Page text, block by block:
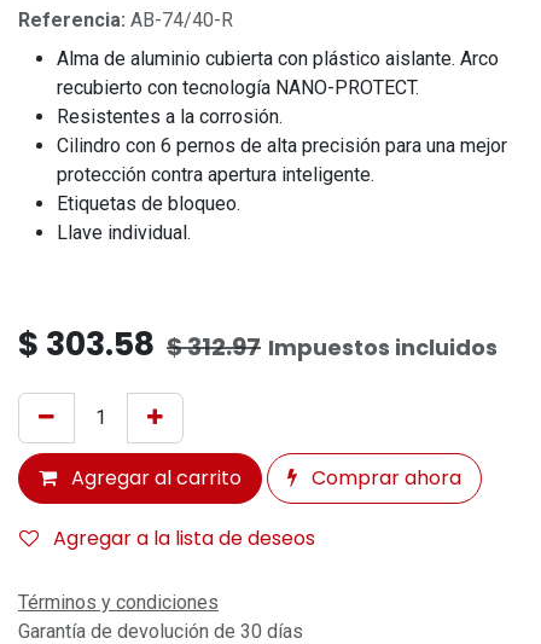
Referencia: AB-74/40-R
Alma de aluminio cubierta con plástico aislante. Arco
recubierto con tecnología NANO-PROTECT.
Resistentes a la corrosión.
Cilindro con 6 pernos de alta precisión para una mejor
protección contra apertura inteligente.
Etiquetas de bloqueo.
Llave individual.
$ 303.58 $312.97 Impuestos incluidos
Agregar al carrito Comprar ahora
Agregar a la lista de deseos
Términos y condiciones
Garantía de devolución de 30 días